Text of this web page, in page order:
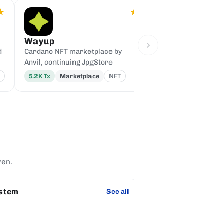
★
Wayup
Cardano NFT marketplace by
Anvil, continuing JpgStore
5.2K Tx Marketplace NFT
See all